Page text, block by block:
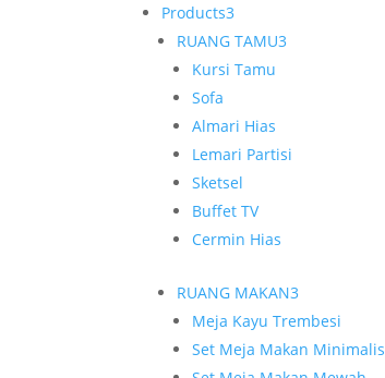
Products3
RUANG TAMU3
Kursi Tamu
Sofa
Almari Hias
Lemari Partisi
Sketsel
Buffet TV
Cermin Hias
RUANG MAKAN3
Meja Kayu Trembesi
Set Meja Makan Minimalis